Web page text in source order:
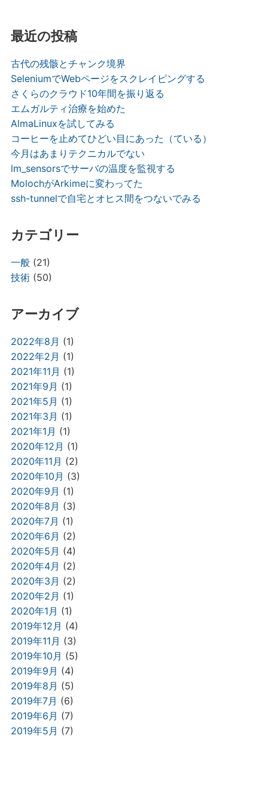
最近の投稿
古代の残骸とチャンク境界
SeleniumでWebページをスクレイピングする
さくらのクラウド10年間を振り返る
エムガルティ治療を始めた
AlmaLinuxを試してみる
コーヒーを止めてひどい目にあった（ている）
今月はあまりテクニカルでない
lm_sensorsでサーバの温度を監視する
MolochがArkimeに変わってた
ssh-tunnelで自宅とオヒス間をつないでみる
カテゴリー
一般(21)
技術(50)
アーカイブ
2022年8月 (1)
2022年2月 (1)
2021年11月 (1)
2021年9月 (1)
2021年5月 (1)
2021年3月 (1)
2021年1月 (1)
2020年12月 (1)
2020年11月 (2)
2020年10月 (3)
2020年9月 (1)
2020年8月 (3)
2020年7月 (1)
2020年6月 (2)
2020年5月 (4)
2020年4月 (2)
2020年3月 (2)
2020年2月 (1)
2020年1月 (1)
2019年12月 (4)
2019年11月 (3)
2019年10月 (5)
2019年9月 (4)
2019年8月 (5)
2019年7月 (6)
2019年6月 (7)
2019年5月 (7)